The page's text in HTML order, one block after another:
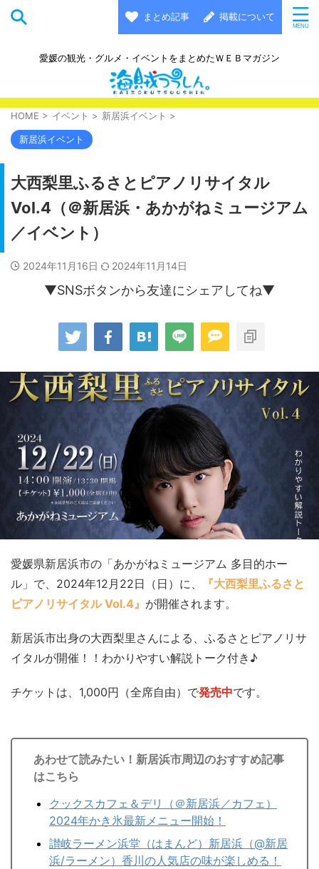
まとめ記事 掲載について
愛媛の観光・グルメ・イベントをまとめたＷＥＢマガジン
HOME > イベント > 新居浜イベント >
新居浜イベント
大西梨里ふるさとピアノリサイタル
Vol.4（＠新居浜・あかがねミュージアム
／イベント）
2024年11月16日 2024年11月14日
▼SNSボタンから友達にシェアしてね▼
愛媛県新居浜市の「あかがねミュージアム 多目的ホー
ル」で、2024年12月22日（日）に、
『大西梨里ふるさと
ピアノリサイタル Vol.4』 が開催されます。
新居浜市出身の大西梨里さんによる、ふるさとピアノリサ
イタルが開催！！わかりやすい解説トーク付き♪
チケットは、1,000円（全席自由）で発売中です。
あわせて読みたい！新居浜市周辺のおすすめ記事
はこちら
クックスカフェ＆デリ（＠新居浜／カフェ）
2024年かき氷最新メニュー開始！
讃岐ラーメン浜堂（はまんど）新居浜（@新居
浜/ラーメン）香川の人気店の味が楽しめる！